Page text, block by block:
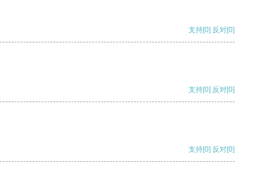
支持[0] 反对[0]
支持[0] 反对[0]
支持[0] 反对[0]